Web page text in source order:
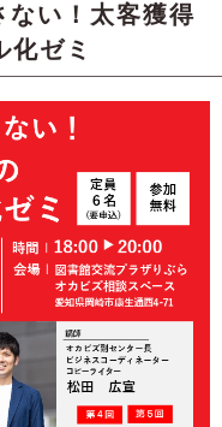
ない！太客獲得
化ゼミ